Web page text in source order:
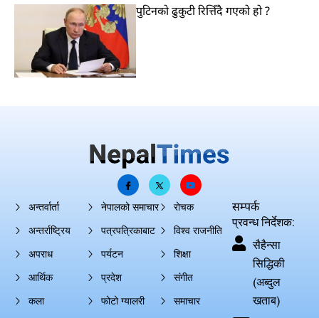
पुटिनको ढुकुटी रित्तिँदै गएको हो ?
अन्तर्वार्ता
अन्तर्राष्ट्रिय
अपराध
आर्थिक
कला
नेपालको समाचार
पत्रपत्रिकाबाट
पर्यटन
प्रदेश
फोटो ग्यालरी
रोचक
विश्व राजनीति
शिक्षा
संगीत
समाचार
सम्पर्क
प्रवन्ध निर्देशक:
सैहैन्सा
सिद्धिकी
(अब्दुल
खताब)